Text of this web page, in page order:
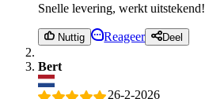
Snelle levering, werkt uitstekend!
Nuttig Reageer Deel
Bert
26-2-2026